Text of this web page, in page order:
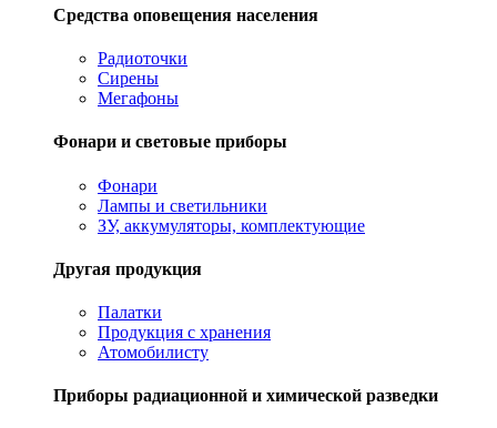
Средства оповещения населения
Радиоточки
Сирены
Мегафоны
Фонари и световые приборы
Фонари
Лампы и светильники
ЗУ, аккумуляторы, комплектующие
Другая продукция
Палатки
Продукция с хранения
Атомобилисту
Приборы радиационной и химической разведки